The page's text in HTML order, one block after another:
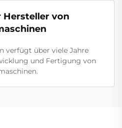
Hersteller von
verfügt über viele Jahre
und Fertigung von